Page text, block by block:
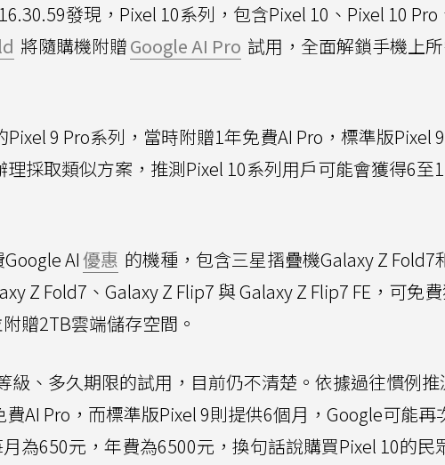
發現，Pixel 10系列，包含Pixel 10、Pixel 10 Pro
將隨購機附贈Google AI Pro 試用，全面解鎖手機上
9 Pro系列，當時附贈1年免費AI Pro，標準版Pixel
採取類似方案，推測Pixel 10系列用戶可能會獲得6至
AI優惠 的機種，包含三星摺疊機Galaxy Z Fold7
Z Fold7、Galaxy Z Flip7 與 Galaxy Z Flip7 FE，可免
贈2TB雲端儲存空間。
級、多久期限的試用，目前仍不清楚。依據過往慣例
AI Pro，而標準版Pixel 9則提供6個月，Google可能再
為650元，年費為6500元，換句話說購買Pixel 10的民